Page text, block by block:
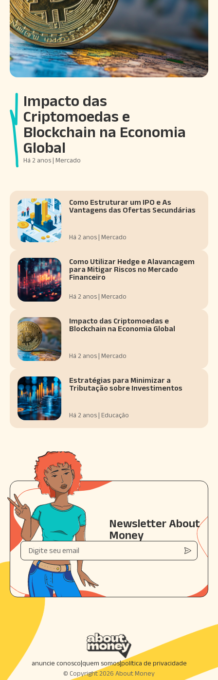
Impacto das
Criptomoedas e
Blockchain na Economia
Global
Há 2 anos | Mercado
Como Estruturar um IPO e As
Vantagens das Ofertas Secundárias
Há 2 anos | Mercado
Como Utilizar Hedge e Alavancagem
para Mitigar Riscos no Mercado
Financeiro
Há 2 anos | Mercado
Impacto das Criptomoedas e
Blockchain na Economia Global
Há 2 anos | Mercado
Estratégias para Minimizar a
Tributação sobre Investimentos
Há 2 anos | Educação
Newsletter About
Money
anuncie conosco|quem somos|política de privacidade
© Copyright 2026 About Money